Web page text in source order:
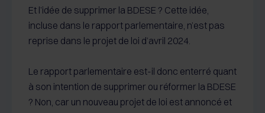
Et l’idée de supprimer la BDESE ? Cette idée,
incluse dans le rapport parlementaire, n’est pas
reprise dans le projet de loi d’avril 2024.
Le rapport parlementaire est-il donc enterré quant
à son intention de supprimer ou réformer la BDESE
? Non, car un nouveau projet de loi est annoncé et